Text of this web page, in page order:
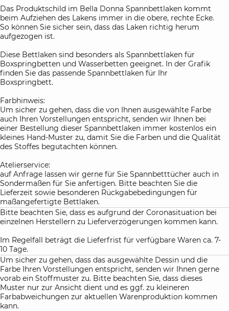
Das Produktschild im Bella Donna Spannbettlaken kommt
beim Aufziehen des Lakens immer in die obere, rechte Ecke.
So können Sie sicher sein, dass das Laken richtig herum
aufgezogen ist.
Diese Bettlaken sind besonders als Spannbettlaken für
Boxspringbetten und Wasserbetten geeignet. In der Grafik
finden Sie das passende Spannbettlaken für Ihr
Boxspringbett.
Farbhinweis:
Um sicher zu gehen, dass die von Ihnen ausgewählte Farbe
auch Ihren Vorstellungen entspricht, senden wir Ihnen bei
einer Bestellung dieser Spannbettlaken immer kostenlos ein
kleines Hand-Muster zu, damit Sie die Farben und die Qualität
des Stoffes begutachten können.
Atelierservice:
auf Anfrage lassen wir gerne für Sie Spannbetttücher auch in
Sondermaßen für Sie anfertigen. Bitte beachten Sie die
Lieferzeit sowie besonderen Rückgabebedingungen für
maßangefertigte Bettlaken.
Bitte beachten Sie, dass es aufgrund der Coronasituation bei
einzelnen Herstellern zu Lieferverzögerungen kommen kann.
Im Regelfall beträgt die Lieferfrist für verfügbare Waren ca. 7-
10 Tage.
Um sicher zu gehen, dass das ausgewählte Dessin und die
Farbe Ihren Vorstellungen entspricht, senden wir Ihnen gerne
vorab ein Stoffmuster zu. Bitte beachten Sie, dass dieses
Muster nur zur Ansicht dient und es ggf. zu kleineren
Farbabweichungen zur aktuellen Warenproduktion kommen
kann.